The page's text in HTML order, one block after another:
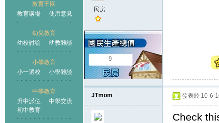
教育王國
教育講場
使用意見
幼兒教育
幼校討論
幼教雜談
小學教育
小一選校
小學雜談
中學教育
升中派位
中學交流
初中教育
王國
民房
9
JTmom 發表於 10-6-
Check